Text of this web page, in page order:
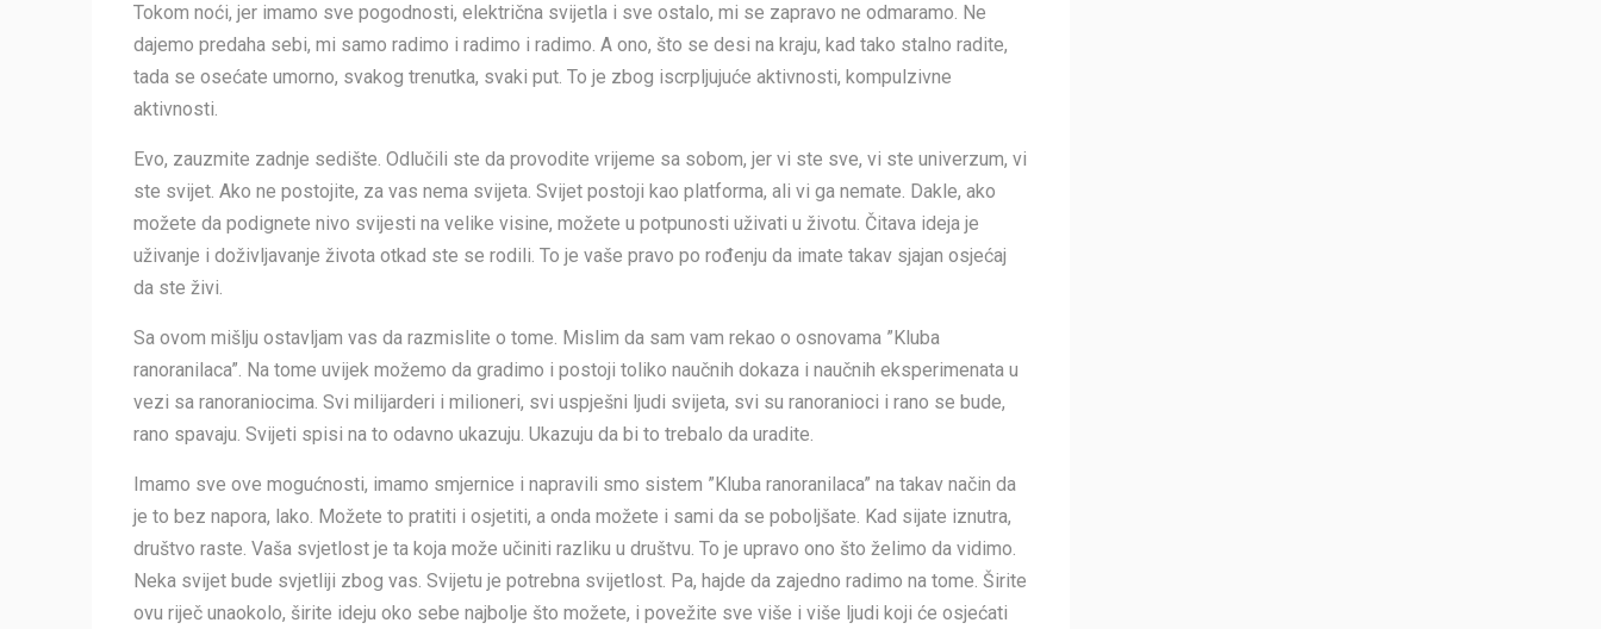
Tokom noći, jer imamo sve pogodnosti, električna svijetla i sve ostalo, mi se zapravo ne odmaramo. Ne
dajemo predaha sebi, mi samo radimo i radimo i radimo. A ono, što se desi na kraju, kad tako stalno radite,
tada se osećate umorno, svakog trenutka, svaki put. To je zbog iscrpljujuće aktivnosti, kompulzivne
aktivnosti.
Evo, zauzmite zadnje sedište. Odlučili ste da provodite vrijeme sa sobom, jer vi ste sve, vi ste univerzum, vi
ste svijet. Ako ne postojite, za vas nema svijeta. Svijet postoji kao platforma, ali vi ga nemate. Dakle, ako
možete da podignete nivo svijesti na velike visine, možete u potpunosti uživati u životu. Čitava ideja je
uživanje i doživljavanje života otkad ste se rodili. To je vaše pravo po rođenju da imate takav sjajan osjećaj
da ste živi.
Sa ovom mišlju ostavljam vas da razmislite o tome. Mislim da sam vam rekao o osnovama ”Kluba
ranoranilaca”. Na tome uvijek možemo da gradimo i postoji toliko naučnih dokaza i naučnih eksperimenata u
vezi sa ranoraniocima. Svi milijarderi i milioneri, svi uspješni ljudi svijeta, svi su ranoranioci i rano se bude,
rano spavaju. Svijeti spisi na to odavno ukazuju. Ukazuju da bi to trebalo da uradite.
Imamo sve ove mogućnosti, imamo smjernice i napravili smo sistem ”Kluba ranoranilaca” na takav način da
je to bez napora, lako. Možete to pratiti i osjetiti, a onda možete i sami da se poboljšate. Kad sijate iznutra,
društvo raste. Vaša svjetlost je ta koja može učiniti razliku u društvu. To je upravo ono što želimo da vidimo.
Neka svijet bude svjetliji zbog vas. Svijetu je potrebna svijetlost. Pa, hajde da zajedno radimo na tome. Širite
ovu riječ unaokolo, širite ideju oko sebe najbolje što možete, i povežite sve više i više ljudi koji će osjećati